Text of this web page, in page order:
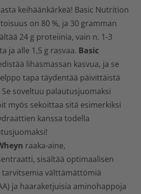
keihäänkärkeä! Basic Nutrition
on 80 %, ja 30 gramman
24 g proteiinia, vain n. 1-3
ja alle 1,5 g rasvaa. Basic
lihasmassan kasvua, ja se
tapa täydentää päivittäistä
soveltuu palautusjuomaksi
myös sekoittaa sitä esimerkiksi
kanssa todella
raaka-aine,
sisältää optimaalisen
välttämättömiä
ja haaraketjuisia aminohappoja